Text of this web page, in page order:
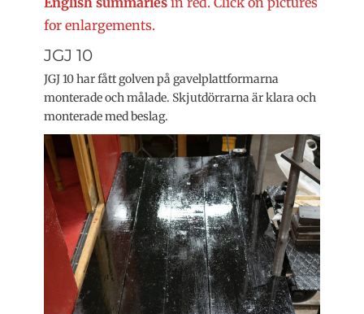
for enlargements.
JGJ 10
JGJ 10 har fått golven på gavelplattformarna
monterade och målade. Skjutdörrarna är klara och
monterade med beslag.